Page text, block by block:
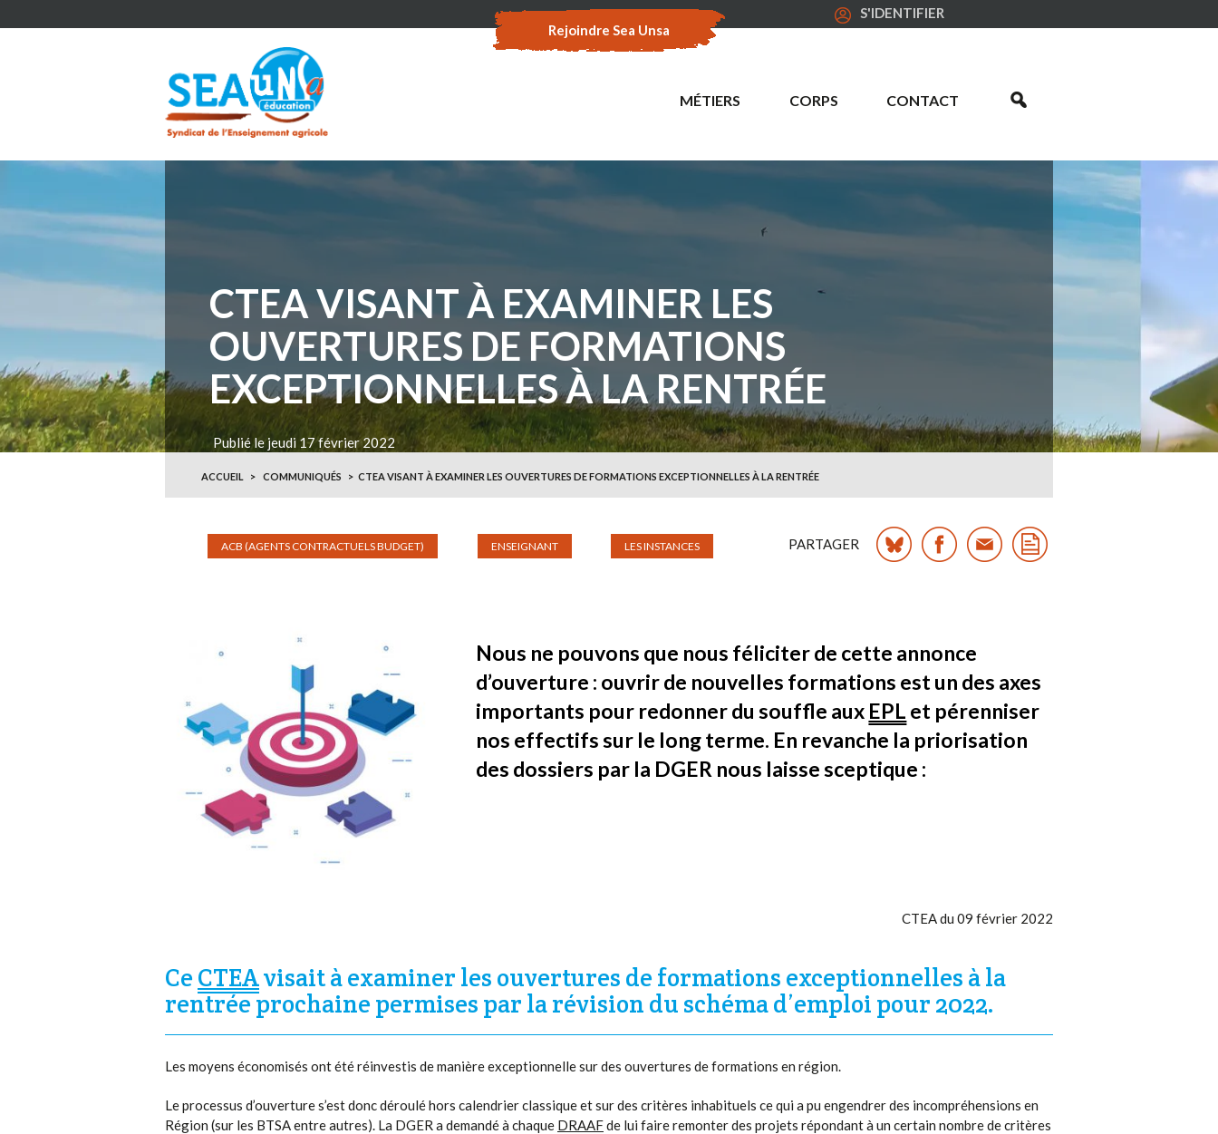
Rejoindre Sea Unsa
S'IDENTIFIER
MÉTIERS CORPS CONTACT
CTEA VISANT À EXAMINER LES
OUVERTURES DE FORMATIONS
EXCEPTIONNELLES À LA RENTRÉE
Publié le jeudi 17 février 2022
ACCUEIL COMMUNIQUÉS CTEA VISANT À EXAMINER LES OUVERTURES DE FORMATIONS EXCEPTIONNELLES À LA RENTRÉE
ACB (AGENTS CONTRACTUELS BUDGET) ENSEIGNANT LES INSTANCES PARTAGER
Nous ne pouvons que nous féliciter de cette annonce
d’ouverture : ouvrir de nouvelles formations est un des axes
importants pour redonner du souffle aux EPL et pérenniser
nos effectifs sur le long terme. En revanche la priorisation
des dossiers par la DGER nous laisse sceptique :
CTEA du 09 février 2022
Ce CTEAvisait à examiner les ouvertures de formations exceptionnelles à la
rentrée prochaine permises par la révision du schéma d’emploi pour 2022.
Les moyens économisés ont été réinvestis de manière exceptionnelle sur des ouvertures de formations en région.
Le processus d’ouverture s’est donc déroulé hors calendrier classique et sur des critères inhabituels ce qui a pu engendrer des incompréhensions en
Région (sur les BTSA entre autres). La DGER a demandé à chaque DRAAFde lui faire remonter des projets répondant à un certain nombre de critères